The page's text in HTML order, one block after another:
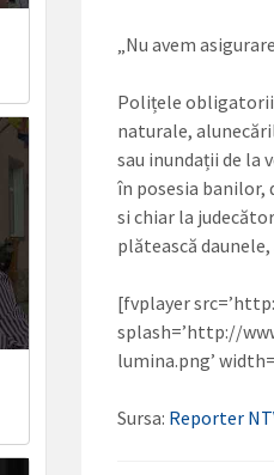
„Nu avem
Polițele obligatorii
naturale,
sau inundații de la
în posesia banilor,
si chiar la
plătească
[fvplayer
splash=’http://
lumina.png’
Sursa: Reporter